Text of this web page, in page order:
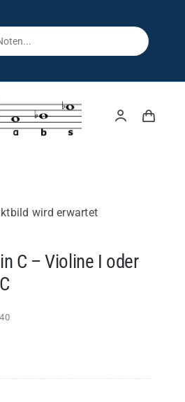
C – Violine I oder